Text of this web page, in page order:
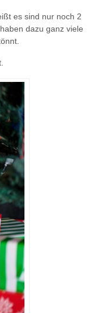
es sind nur noch 2
dazu ganz viele